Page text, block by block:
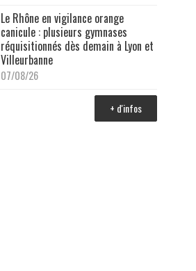
Le Rhône en vigilance orange
canicule : plusieurs gymnases
réquisitionnés dès demain à Lyon et
Villeurbanne
07/08/26
+ d'infos